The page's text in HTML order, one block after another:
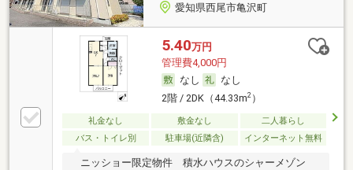
愛知県西尾市亀沢町
5.40万円
管理費4,000円
なし
なし
2階 / 2DK（44.33m2）
礼金なし 敷金なし
二人暮らし
バス・トイレ別
駐車場(近隣含) インターネット無料
ニッショー限定物件 積水ハウスのシャーメゾン